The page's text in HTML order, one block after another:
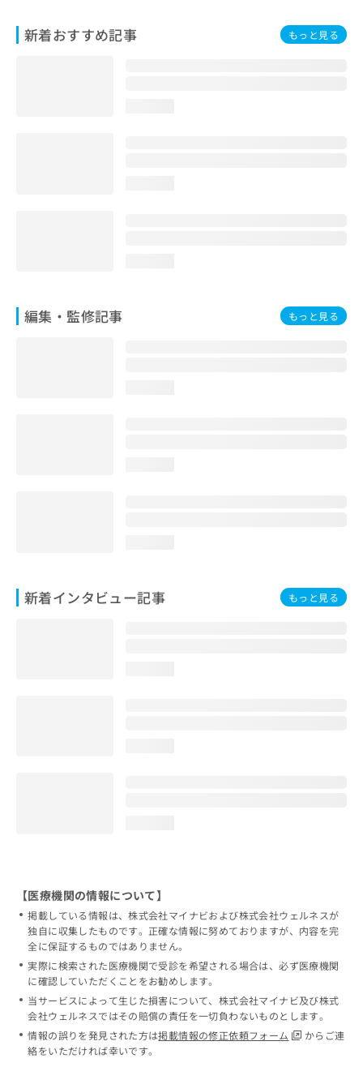
新着おすすめ記事 もっと見る
編集・監修記事 もっと見る
新着インタビュー記事 もっと見る
問
い
【医療機関の情報について】
掲載している情報は、株式会社マイナビおよび株式会社ウェルネスが
独自に収集したものです。正確な情報に努めておりますが、内容を完
全に保証するものではありません。
実際に検索された医療機関で受診を希望される場合は、必ず医療機関
に確認していただくことをお勧めします。
当サービスによって生じた損害について、株式会社マイナビ及び株式
会社ウェルネスではその賠償の責任を一切負わないものとします。
情報の誤りを発見された方は掲載情報の修正依頼フォーム
からご連
絡をいただければ幸いです。